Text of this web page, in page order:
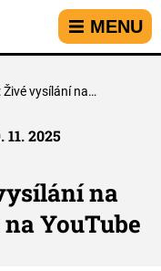
MENU
INSPO 2025: Živé vysílání na Facebooku, záznam na YouTube
11. 2025
na
YouTube